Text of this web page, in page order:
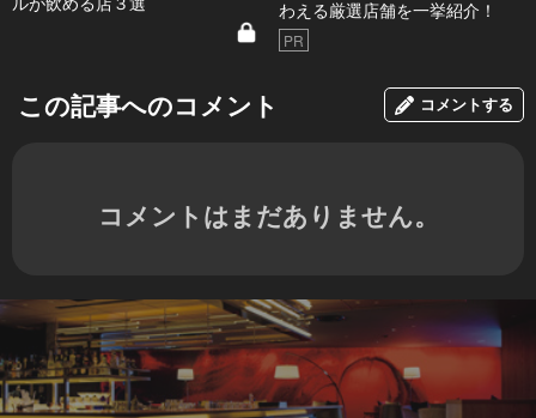
わえる厳選店舗を一挙紹介！
PR
この記事へのコメント コメントする
コメントはまだありません。